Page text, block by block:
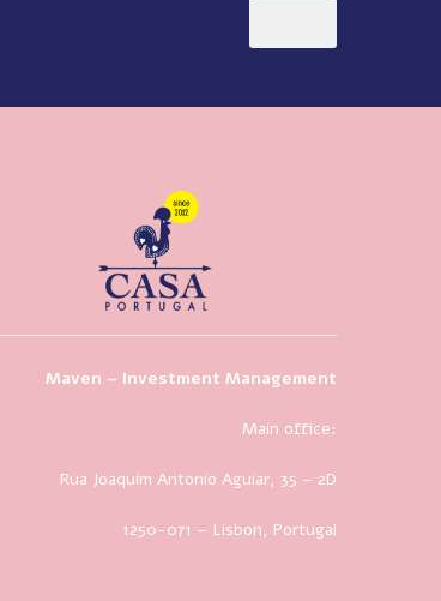
Maven – Investment Management
Main office:
Rua Joaquim Antonio Aguiar, 35 – 2D
1250-071 – Lisbon, Portugal